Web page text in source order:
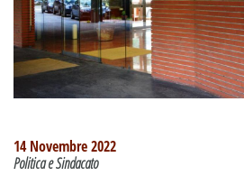
14 Novembre 2022
Politica e Sindacato